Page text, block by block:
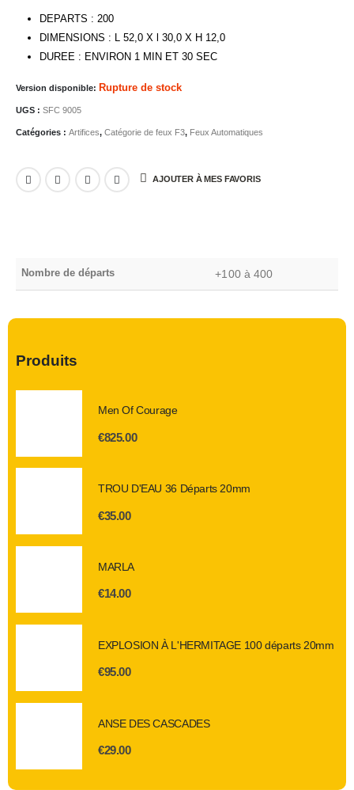
DEPARTS : 200
DIMENSIONS : L 52,0 X l 30,0 X H 12,0
DUREE : ENVIRON 1 MIN ET 30 SEC
Version disponible: Rupture de stock
UGS : SFC 9005
Catégories : Artifices, Catégorie de feux F3, Feux Automatiques
AJOUTER À MES FAVORIS
Nombre de départs +100 à 400
Produits
Men Of Courage
€825.00
TROU D'EAU 36 Départs 20mm
€35.00
MARLA
€14.00
EXPLOSION À L'HERMITAGE 100 départs 20mm
€95.00
ANSE DES CASCADES
€29.00